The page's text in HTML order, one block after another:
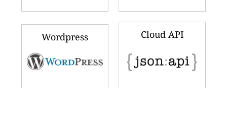
Wordpress Cloud API